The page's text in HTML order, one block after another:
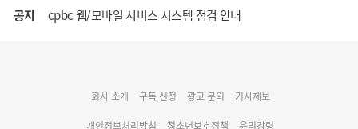
공지 cpbc 웹/모바일 서비스 시스템 점검 안내
명동 미디어큐브 & 1898 미디어월 공모전 수상작 발표
회사 소개 구독 신청 광고 문의 기사제보
개인정보처리방침 청소년보호정책 윤리강령